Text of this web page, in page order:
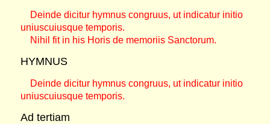
Deinde dicitur hymnus congruus, ut indicatur initio
uniuscuiusque temporis.
Nihil fit in his Horis de memoriis Sanctorum.
HYMNUS
Deinde dicitur hymnus congruus, ut indicatur initio
uniuscuiusque temporis.
Ad tertiam